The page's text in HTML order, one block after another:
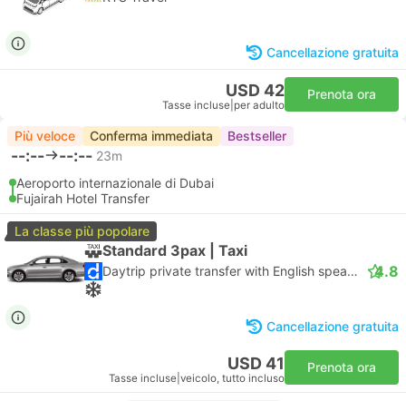
Cancellazione gratuita
USD 42
Tasse incluse per adulto
Prenota ora
Più veloce Conferma immediata Bestseller
--:-- --:-- 23m
Aeroporto internazionale di Dubai
Fujairah Hotel Transfer
La classe più popolare
Standard 3pax | Taxi
Daytrip private transfer with English speaking driver 4.8
Cancellazione gratuita
USD 41
Tasse incluse veicolo, tutto incluso
Prenota ora